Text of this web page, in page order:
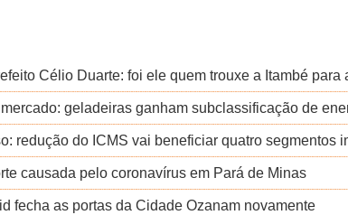
Célio Duarte: foi ele quem trouxe a Itambé para
geladeiras ganham subclassificação de
redução do ICMS vai beneficiar quatro segmentos
causada pelo coronavírus em Pará de Minas
fecha as portas da Cidade Ozanam novamente